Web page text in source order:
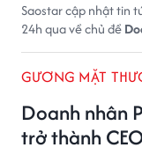
Saostar cập nhật tin
24h qua về chủ đề
Doanh nhân
trở thành
GƯƠNG MẶT